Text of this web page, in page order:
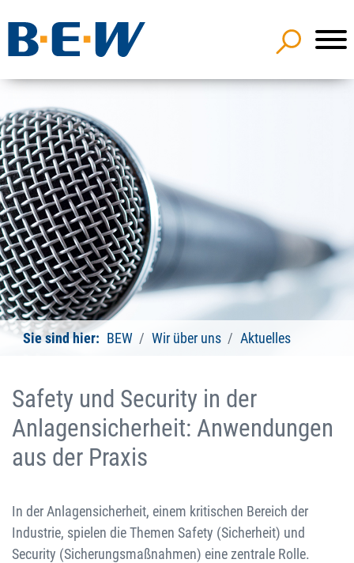
Sie sind hier: BEW Wir über uns Aktuelles
Safety und Security in der
Anlagensicherheit: Anwendungen
aus der Praxis
In der Anlagensicherheit, einem kritischen Bereich der
Industrie, spielen die Themen Safety (Sicherheit) und
Security (Sicherungsmaßnahmen) eine zentrale Rolle.